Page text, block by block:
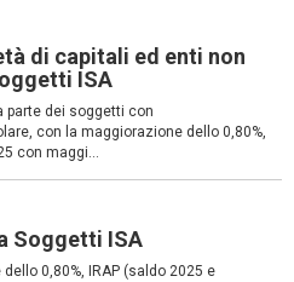
di capitali ed enti non
ISA
parte dei soggetti con
con la maggiorazione dello 0,80%,
con maggi...
Soggetti ISA
0,80%, IRAP (saldo 2025 e